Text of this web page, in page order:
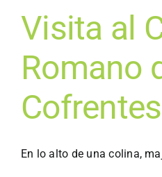
Visita al
Romano
Cofrentes
En lo alto de una colina,